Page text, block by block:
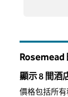
顯示 8 間酒
顯示 8 間酒店
價格包括所